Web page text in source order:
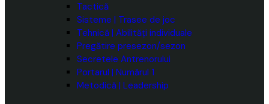
Tactică
Sisteme | Trasee de joc
Tehnică | Abilități individuale
Pregătire presezon/sezon
Secretele Antrenorului
Portarul | Numărul 1
Metodică | Leadership